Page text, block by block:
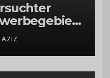
AZIZ